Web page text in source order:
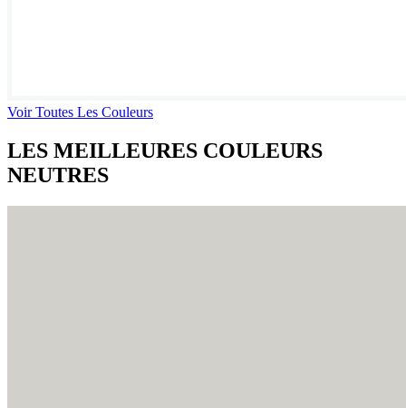
Voir Toutes Les Couleurs
LES MEILLEURES COULEURS
NEUTRES